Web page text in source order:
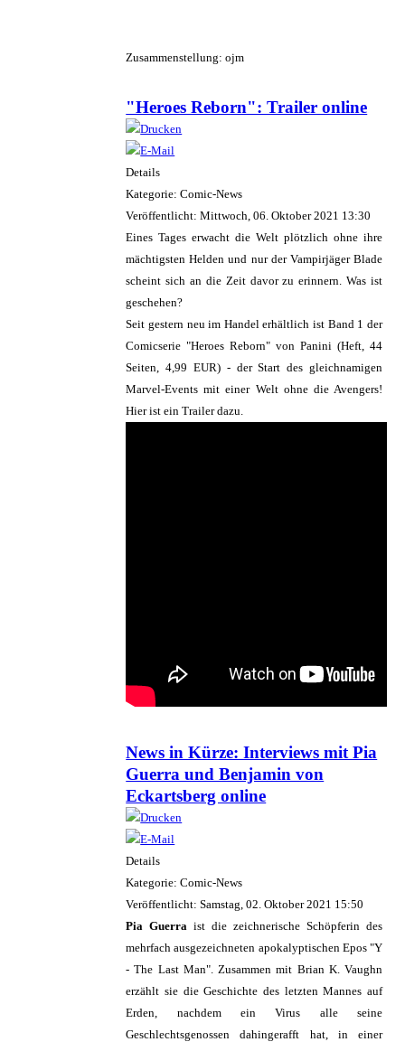
Zusammenstellung: ojm
"Heroes Reborn": Trailer online
Details
Kategorie: Comic-News
Veröffentlicht: Mittwoch, 06. Oktober 2021 13:30
Eines Tages erwacht die Welt plötzlich ohne ihre
mächtigsten Helden und nur der Vampirjäger Blade
scheint sich an die Zeit davor zu erinnern. Was ist
geschehen?
Seit gestern neu im Handel erhältlich ist Band 1 der
Comicserie "Heroes Reborn" von Panini (Heft, 44
Seiten, 4,99 EUR) - der Start des gleichnamigen
Marvel-Events mit einer Welt ohne die Avengers!
Hier ist ein Trailer dazu.
News in Kürze: Interviews mit Pia
Guerra und Benjamin von
Eckartsberg online
Details
Kategorie: Comic-News
Veröffentlicht: Samstag, 02. Oktober 2021 15:50
Pia Guerra ist die zeichnerische Schöpferin des
mehrfach ausgezeichneten apokalyptischen Epos "Y
- The Last Man". Zusammen mit Brian K. Vaughn
erzählt sie die Geschichte des letzten Mannes auf
Erden, nachdem ein Virus alle seine
Geschlechtsgenossen dahingerafft hat, in einer